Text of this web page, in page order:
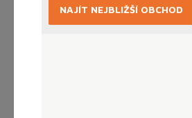
NAJÍT NEJBLIŽŠÍ OBCHOD